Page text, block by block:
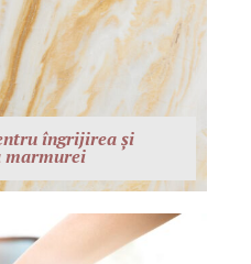
îngrijirea și
marmurei